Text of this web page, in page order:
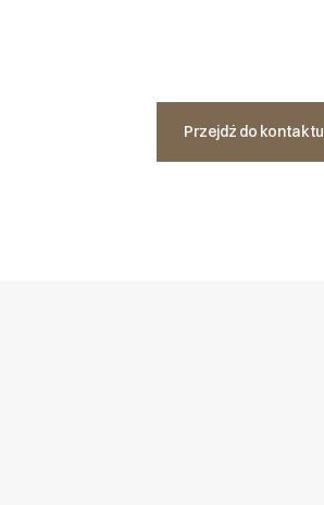
Przejdź do kontaktu